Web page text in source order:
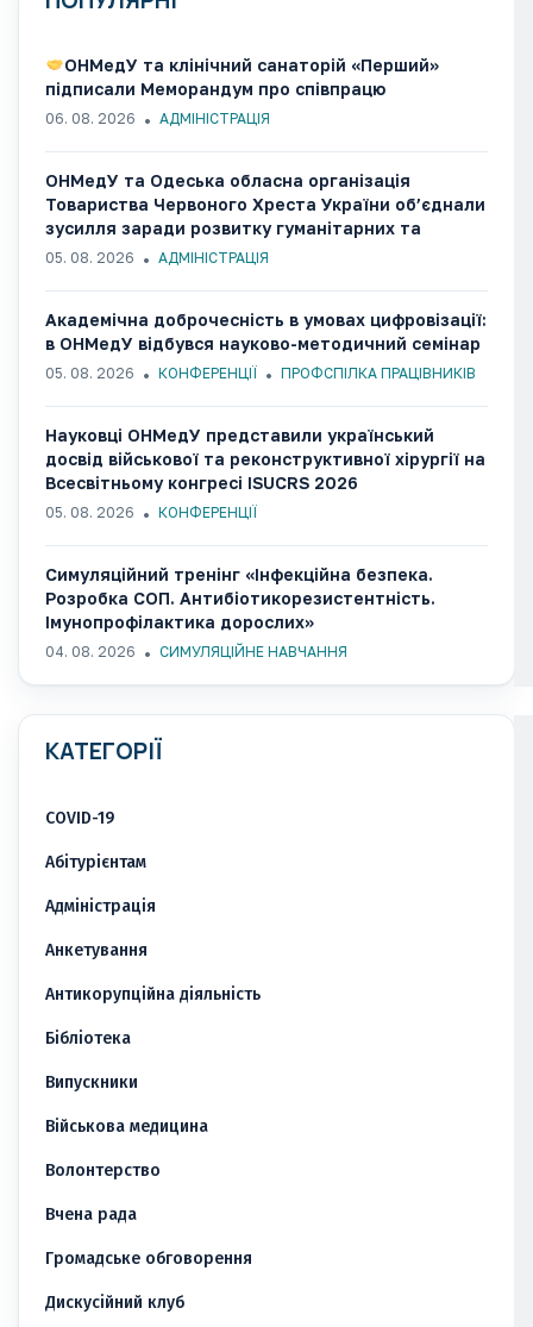
ОНМедУ та клінічний санаторій «Перший»
підписали Меморандум про співпрацю
06. 08. 2026 АДМІНІСТРАЦІЯ
ОНМедУ та Одеська обласна організація
Товариства Червоного Хреста України об’єднали
зусилля заради розвитку гуманітарних та
медико-соціальних ініціатив
05. 08. 2026 АДМІНІСТРАЦІЯ
Академічна доброчесність в умовах цифровізації:
в ОНМедУ відбувся науково-методичний семінар
05. 08. 2026 КОНФЕРЕНЦІЇ ПРОФСПІЛКА ПРАЦІВНИКІВ
Науковці ОНМедУ представили український
досвід військової та реконструктивної хірургії на
Всесвітньому конгресі ISUCRS 2026
05. 08. 2026 КОНФЕРЕНЦІЇ
Симуляційний тренінг «Інфекційна безпека.
Розробка СОП. Антибіотикорезистентність.
Імунопрофілактика дорослих»
04. 08. 2026 СИМУЛЯЦІЙНЕ НАВЧАННЯ
КАТЕГОРІЇ
COVID-19
Абітурієнтам
Адміністрація
Анкетування
Антикорупційна діяльність
Бібліотека
Випускники
Військова медицина
Волонтерство
Вчена рада
Громадське обговорення
Дискусійний клуб